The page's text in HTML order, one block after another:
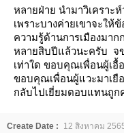
หลายฝ่าย นำมาวิเคราะ
เพราะบางค่ายเขาจะใ
ความรู้ด้านการเมืองมา
หลายสิบปีแล้วนะครับ จข
เท่าใด ขอบคุณเพื่อนผู้เอื้
ขอบคุณเพื่อนผู้แวะมาเยื
กลับไปเยี่ยมตอบแทนถูก
Create Date :
12 สิงหาคม